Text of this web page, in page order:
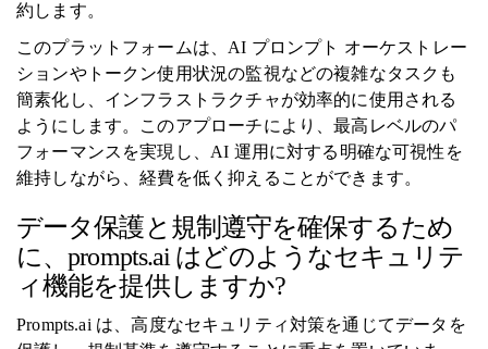
約します。
このプラットフォームは、AI プロンプト オーケストレー
ションやトークン使用状況の監視などの複雑なタスクも
簡素化し、インフラストラクチャが効率的に使用される
ようにします。このアプローチにより、最高レベルのパ
フォーマンスを実現し、AI 運用に対する明確な可視性を
維持しながら、経費を低く抑えることができます。
データ保護と規制遵守を確保するため
に、prompts.ai はどのようなセキュリテ
ィ機能を提供しますか?
Prompts.ai は、高度なセキュリティ対策を通じてデータを